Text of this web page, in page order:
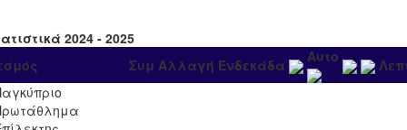
2024 - 2025
Συμ Αλλαγή Ενδεκάδα Αυτο